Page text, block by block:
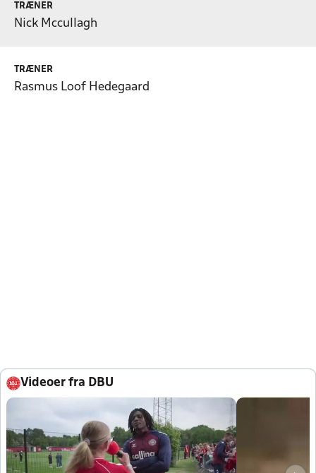
TRÆNER
Nick Mccullagh
TRÆNER
Rasmus Loof Hedegaard
Videoer fra DBU